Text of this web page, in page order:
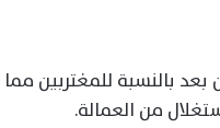
بعد بالنسبة للمغتربين
من العمالة.